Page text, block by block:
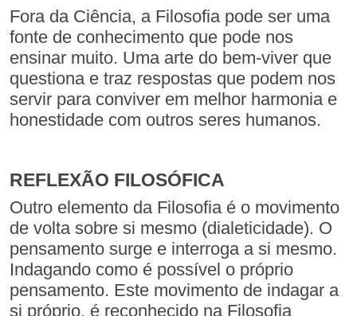
Fora da Ciência, a Filosofia pode ser uma
fonte de conhecimento que pode nos
ensinar muito. Uma arte do bem-viver que
questiona e traz respostas que podem nos
servir para conviver em melhor harmonia e
honestidade com outros seres humanos.
REFLEXÃO FILOSÓFICA
Outro elemento da Filosofia é o movimento
de volta sobre si mesmo (dialeticidade). O
pensamento surge e interroga a si mesmo.
Indagando como é possível o próprio
pensamento. Este movimento de indagar a
si próprio, é reconhecido na Filosofia